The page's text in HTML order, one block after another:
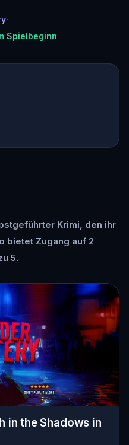
·
Spielbeginn
Krimi, den ihr
bietet Zugang auf 2
5.
in the Shadows in